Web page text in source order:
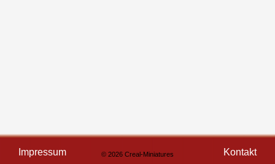
Impressum © 2026 Creal-Miniatures Kontakt